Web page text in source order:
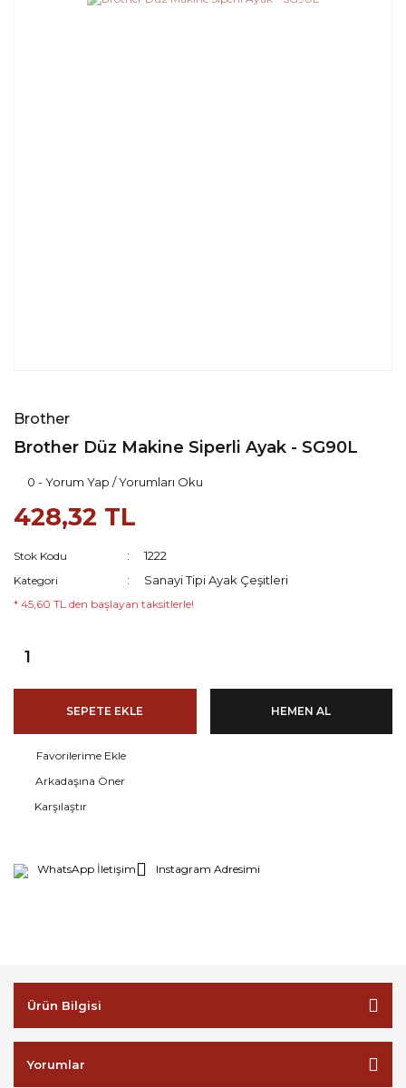
Brother
Brother Düz Makine Siperli Ayak - SG90L
0 - Yorum Yap / Yorumları Oku
428,32 TL
Stok Kodu 1222
Kategori Sanayi Tipi Ayak Çeşitleri
* 45,60 TL den başlayan taksitlerle!
SEPETE EKLE HEMEN AL
Arkadaşına Öner
Karşılaştır
WhatsApp İletişim Instagram Adresimi
Ürün Bilgisi
Yorumlar